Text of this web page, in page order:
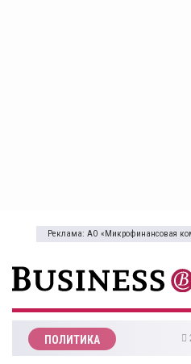
Реклама: АО «Микрофинансовая
ПОЛИТИКА